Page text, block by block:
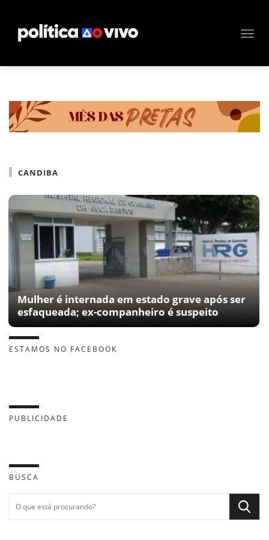
CANDIBA
Mulher é internada em estado grave após ser
esfaqueada; ex-companheiro é suspeito
ESTAMOS NO FACEBOOK
PUBLICIDADE
BUSCA